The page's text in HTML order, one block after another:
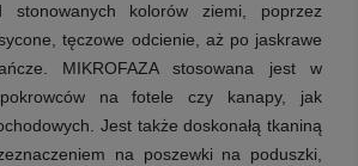
stonowanych kolorów ziemi, poprzez
tęczowe odcienie, aż po jaskrawe
MIKROFAZA stosowana jest w
na fotele czy kanapy, jak
Jest także doskonałą tkaniną
na poszewki na poduszki,